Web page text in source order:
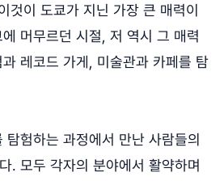
것이 도쿄가 지닌 가장 큰 매력이
머무르던 시절, 저 역시 그 매력
레코드 가게, 미술관과 카페를 탐
탐험하는 과정에서 만난 사람들의
. 모두 각자의 분야에서 활약하며